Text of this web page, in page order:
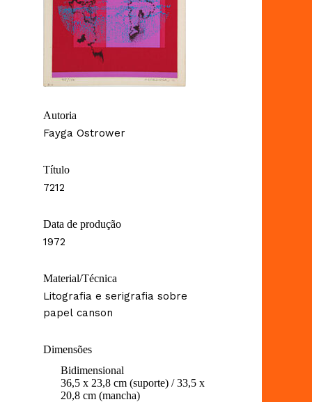
Autoria
Fayga Ostrower
Título
7212
Data de produção
1972
Material/Técnica
Litografia e serigrafia sobre
papel canson
Dimensões
Bidimensional
36,5 x 23,8 cm (suporte) / 33,5 x
20,8 cm (mancha)